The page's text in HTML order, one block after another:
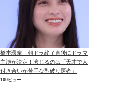
橋本環奈 朝ドラ終了直後にドラマ
主演が決定！演じるのは「天才で人
付き合いが苦手な型破り医者」
100ビュー